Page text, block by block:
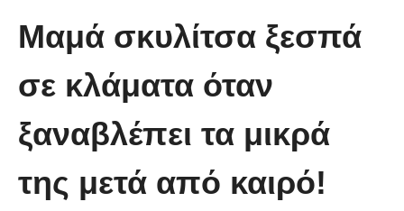
στον κόσμο!! (Video)
Μαμά σκυλίτσα ξεσπά
σε κλάματα όταν
ξαναβλέπει τα μικρά
της μετά από καιρό!